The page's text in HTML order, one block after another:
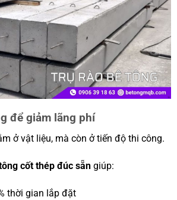
để giảm lãng phí
ở vật liệu, mà còn ở tiến độ thi công.
cốt thép đúc sẵngiúp:
thời gian lắp đặt